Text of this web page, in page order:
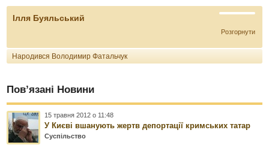
Ілля Буяльський
Розгорнути
Народився Володимир Фатальчук
Пов’язані Новини
15 травня 2012 о 11:48
У Києві вшанують жертв депортації кримських татар
Суспільство